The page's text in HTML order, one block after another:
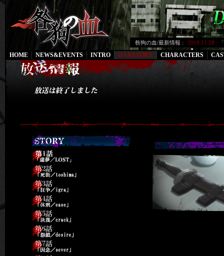
咎狗の血/最新情報 : 2010.11.28 :
HOME NEWS&EVENTS INTRO OA&STORY CHARACTERS